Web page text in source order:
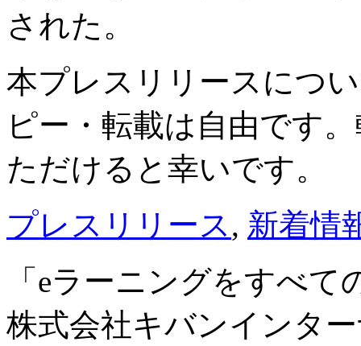
された。
本プレスリリースにつ
ピー・転載は自由です
ただけると幸いです。
プレスリリース, 新着情
「eラーニングをすべて
株式会社キバンインタ